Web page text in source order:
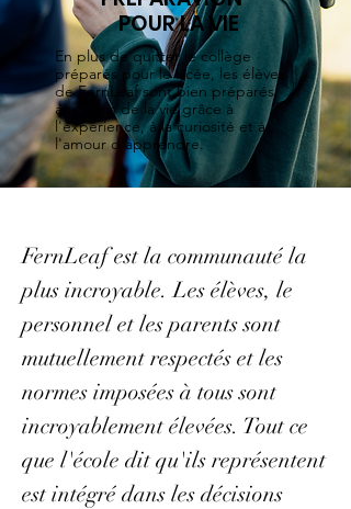
POUR LA VIE
En plus de quitter le collège
préparés pour le lycée, les élèves
de FernLeaf sont bien préparés
aux défis de la vie grâce à
l'expérience, à la curiosité et à
l'amour d'apprendre.
FernLeaf est la communauté la
plus incroyable. Les élèves, le
personnel et les parents sont
mutuellement respectés et les
normes imposées à tous sont
incroyablement élevées. Tout ce
que l'école dit qu'ils représentent
est intégré dans les décisions